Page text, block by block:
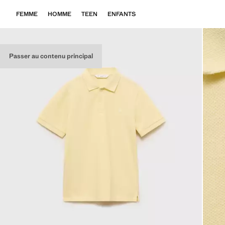
Passer au contenu principal
FEMME HOMME TEEN ENFANTS